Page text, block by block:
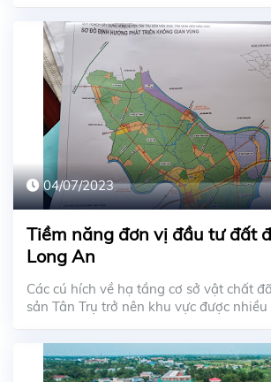
04/07/2023
Tiềm năng đơn vị đầu tư đất
Long An
Các cú hích về hạ tầng cơ sở vật chất
sản Tân Trụ trở nên khu vực được nhiều